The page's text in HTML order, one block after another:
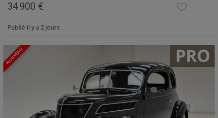
34 900 €
Publié il y a 2 jours
NOUVEAU